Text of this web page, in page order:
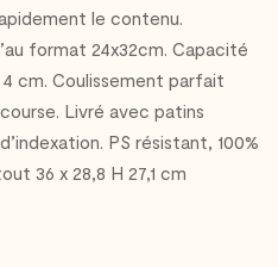
le contenu.
format 24x32cm. Capacité
4 cm. Coulissement parfait
Livré avec patins
PS résistant, 100%
36 x 28,8 H 27,1 cm